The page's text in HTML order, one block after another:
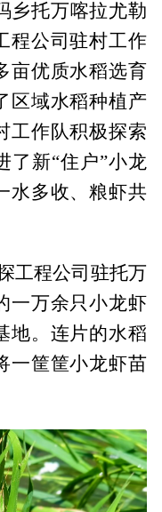
乡托万喀拉尤勒
程公司驻村工作
亩优质水稻选育
区域水稻种植产
工作队积极探索
了新“住户”小龙
水多收、粮虾共
工程公司驻托万
一万余只小龙虾
地。连片的水稻
一筐筐小龙虾苗